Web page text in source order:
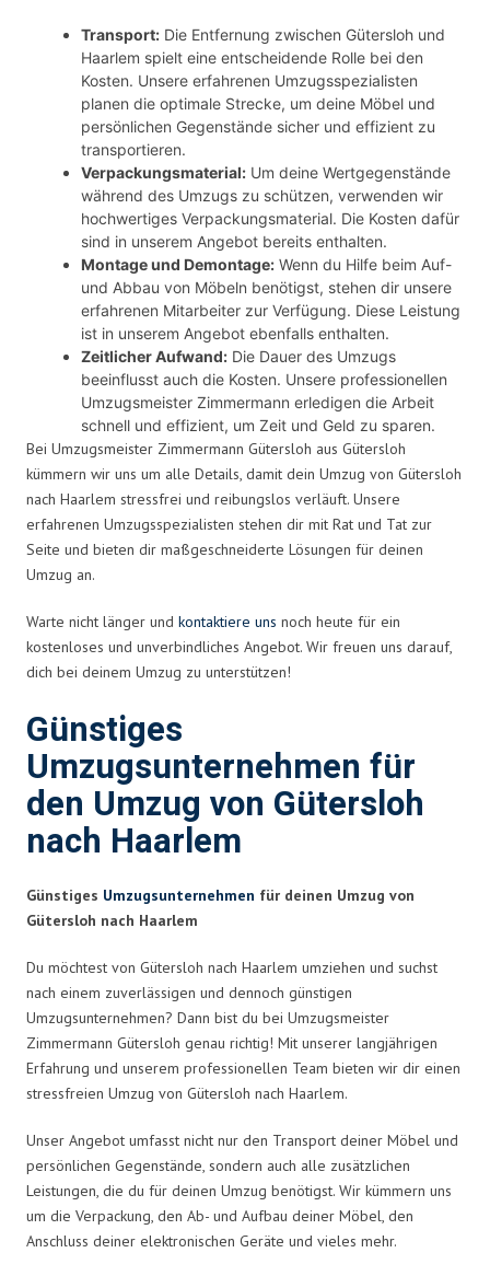
Transport: Die Entfernung zwischen Gütersloh und
Haarlem spielt eine entscheidende Rolle bei den
Kosten. Unsere erfahrenen Umzugsspezialisten
planen die optimale Strecke, um deine Möbel und
persönlichen Gegenstände sicher und effizient zu
transportieren.
Verpackungsmaterial: Um deine Wertgegenstände
während des Umzugs zu schützen, verwenden wir
hochwertiges Verpackungsmaterial. Die Kosten dafür
sind in unserem Angebot bereits enthalten.
Montage und Demontage: Wenn du Hilfe beim Auf-
und Abbau von Möbeln benötigst, stehen dir unsere
erfahrenen Mitarbeiter zur Verfügung. Diese Leistung
ist in unserem Angebot ebenfalls enthalten.
Zeitlicher Aufwand: Die Dauer des Umzugs
beeinflusst auch die Kosten. Unsere professionellen
Umzugsmeister Zimmermann erledigen die Arbeit
schnell und effizient, um Zeit und Geld zu sparen.
Bei Umzugsmeister Zimmermann Gütersloh aus Gütersloh
kümmern wir uns um alle Details, damit dein Umzug von Gütersloh
nach Haarlem stressfrei und reibungslos verläuft. Unsere
erfahrenen Umzugsspezialisten stehen dir mit Rat und Tat zur
Seite und bieten dir maßgeschneiderte Lösungen für deinen
Umzug an.
Warte nicht länger und kontaktiere uns noch heute für ein
kostenloses und unverbindliches Angebot. Wir freuen uns darauf,
dich bei deinem Umzug zu unterstützen!
Günstiges
Umzugsunternehmen für
den Umzug von Gütersloh
nach Haarlem
Günstiges Umzugsunternehmen für deinen Umzug von
Gütersloh nach Haarlem
Du möchtest von Gütersloh nach Haarlem umziehen und suchst
nach einem zuverlässigen und dennoch günstigen
Umzugsunternehmen? Dann bist du bei Umzugsmeister
Zimmermann Gütersloh genau richtig! Mit unserer langjährigen
Erfahrung und unserem professionellen Team bieten wir dir einen
stressfreien Umzug von Gütersloh nach Haarlem.
Unser Angebot umfasst nicht nur den Transport deiner Möbel und
persönlichen Gegenstände, sondern auch alle zusätzlichen
Leistungen, die du für deinen Umzug benötigst. Wir kümmern uns
um die Verpackung, den Ab- und Aufbau deiner Möbel, den
Anschluss deiner elektronischen Geräte und vieles mehr.